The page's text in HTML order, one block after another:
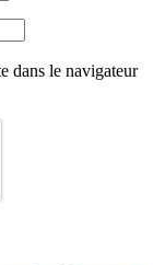
dans le navigateur